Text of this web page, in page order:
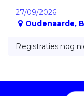
27/09/2026
Oudenaarde,
Registraties nog